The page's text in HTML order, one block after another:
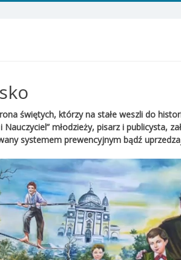
świętych, którzy na stałe weszli do
młodzieży, pisarz i publicysta,
systemem prewencyjnym bądź